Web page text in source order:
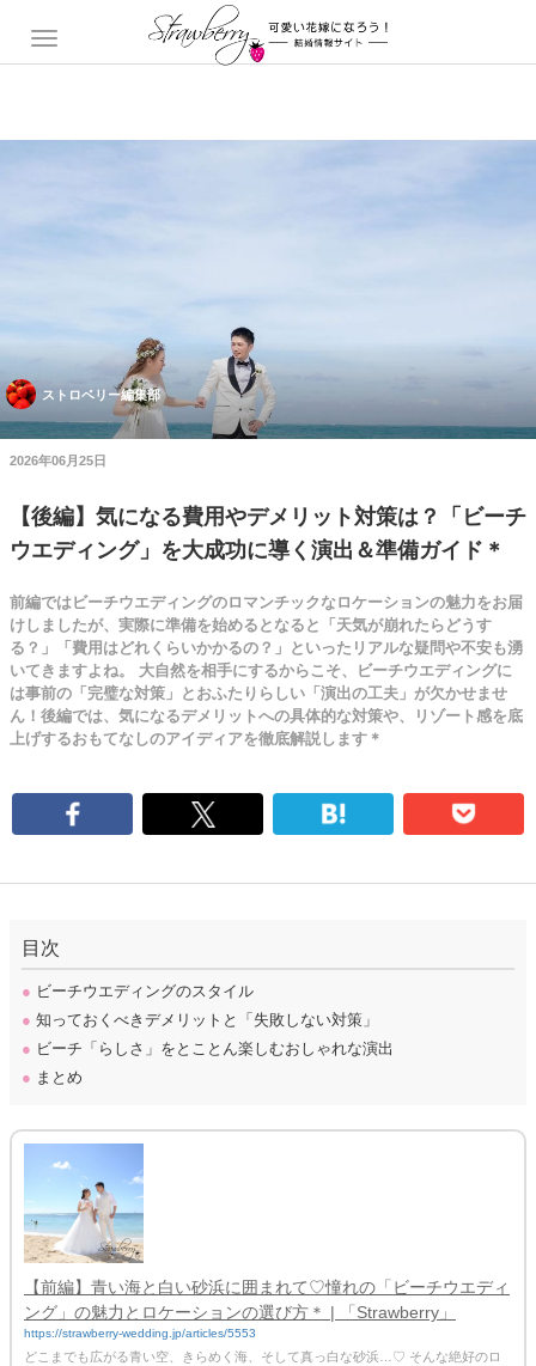
ストロベリー編集部
2026年06月25日
【後編】気になる費用やデメリット対策は？「ビーチ
ウエディング」を大成功に導く演出＆準備ガイド＊
前編ではビーチウエディングのロマンチックなロケーションの魅力をお届
けしましたが、実際に準備を始めるとなると「天気が崩れたらどうす
る？」「費用はどれくらいかかるの？」といったリアルな疑問や不安も湧
いてきますよね。 大自然を相手にするからこそ、ビーチウエディングに
は事前の「完璧な対策」とおふたりらしい「演出の工夫」が欠かせませ
ん！後編では、気になるデメリットへの具体的な対策や、リゾート感を底
上げするおもてなしのアイディアを徹底解説します＊
目次
● ビーチウエディングのスタイル
● 知っておくべきデメリットと「失敗しない対策」
● ビーチ「らしさ」をとことん楽しむおしゃれな演出
● まとめ
【前編】青い海と白い砂浜に囲まれて♡憧れの「ビーチウエディ
ング」の魅力とロケーションの選び方＊ | 「Strawberry」
https://strawberry-wedding.jp/articles/5553
どこまでも広がる青い空、きらめく海、そして真っ白な砂浜…♡ そんな絶好のロ